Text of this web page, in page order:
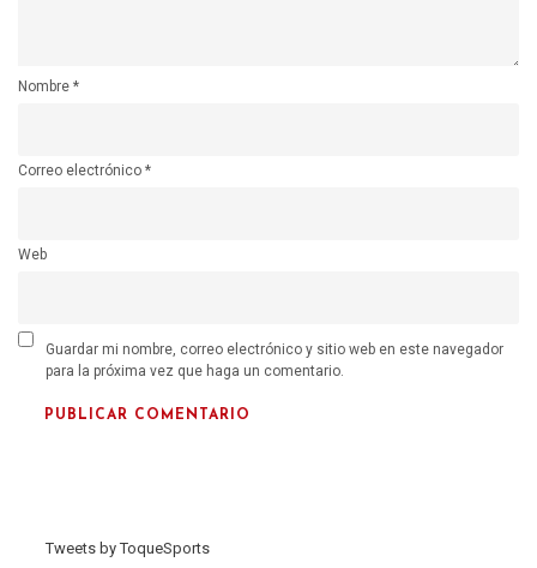
Nombre *
Correo electrónico *
Web
Guardar mi nombre, correo electrónico y sitio web en este navegador
para la próxima vez que haga un comentario.
Tweets by ToqueSports